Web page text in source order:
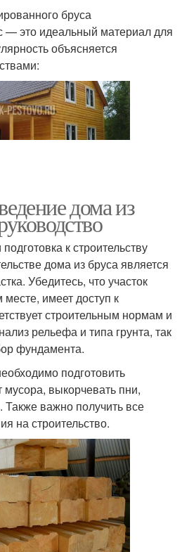
бруса
это идеальный материал для
объясняется
дома из
к строительству
дома из бруса является
Убедитесь, что участок
имеет доступ к
строительным нормам и
рельефа и типа грунта, так
фундамента.
подготовить
мусора, выкорчевать пни,
Также важно получить все
на строительство.